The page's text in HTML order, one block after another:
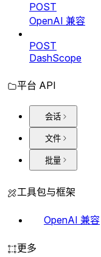
POST
OpenAI 兼容
POST
DashScope
平台 API
会话
文件
批量
工具包与框架
OpenAI 兼容
更多